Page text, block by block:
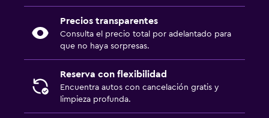
Precios transparentes
Consulta el precio total por adelantado para
que no haya sorpresas.
Reserva con flexibilidad
Encuentra autos con cancelación gratis y
limpieza profunda.